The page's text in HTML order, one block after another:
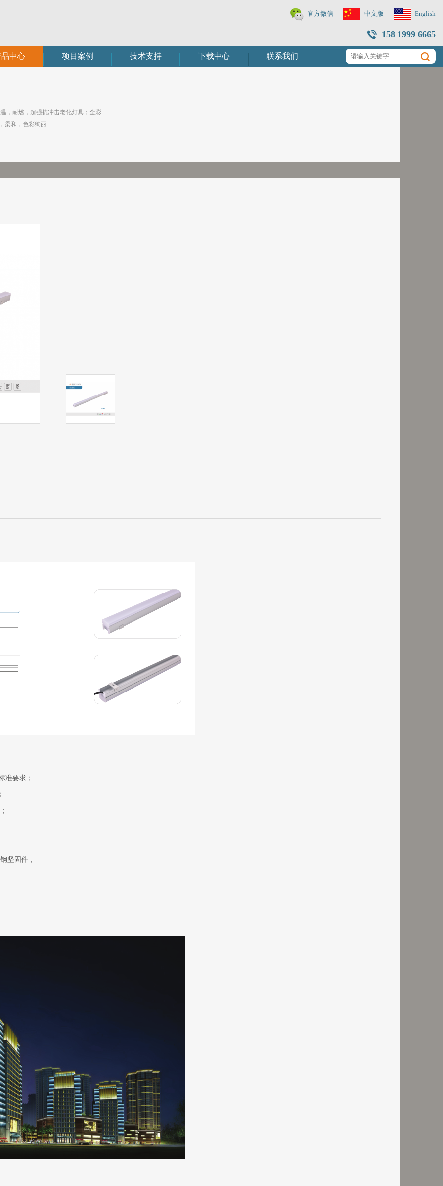
官方微信 中文版 English
158 1999 6665
品中心 项目案例 技术支持 下载中心 联系我们
，耐燃，超强抗冲击老化灯具；全彩
柔和，色彩绚丽
准要求；
坚固件，